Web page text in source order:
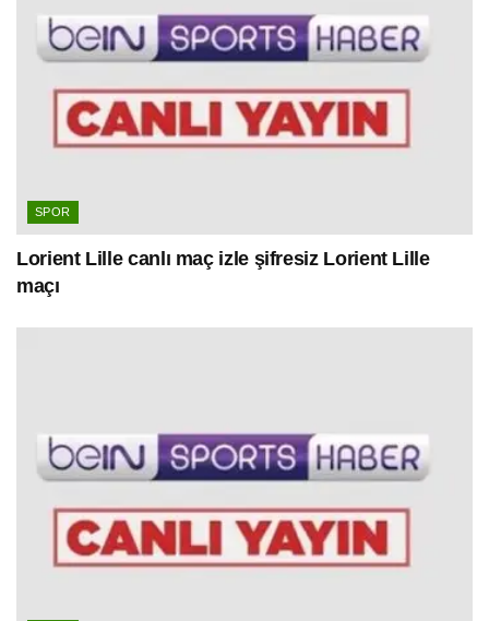
SPOR
Lorient Lille canlı maç izle şifresiz Lorient Lille
maçı